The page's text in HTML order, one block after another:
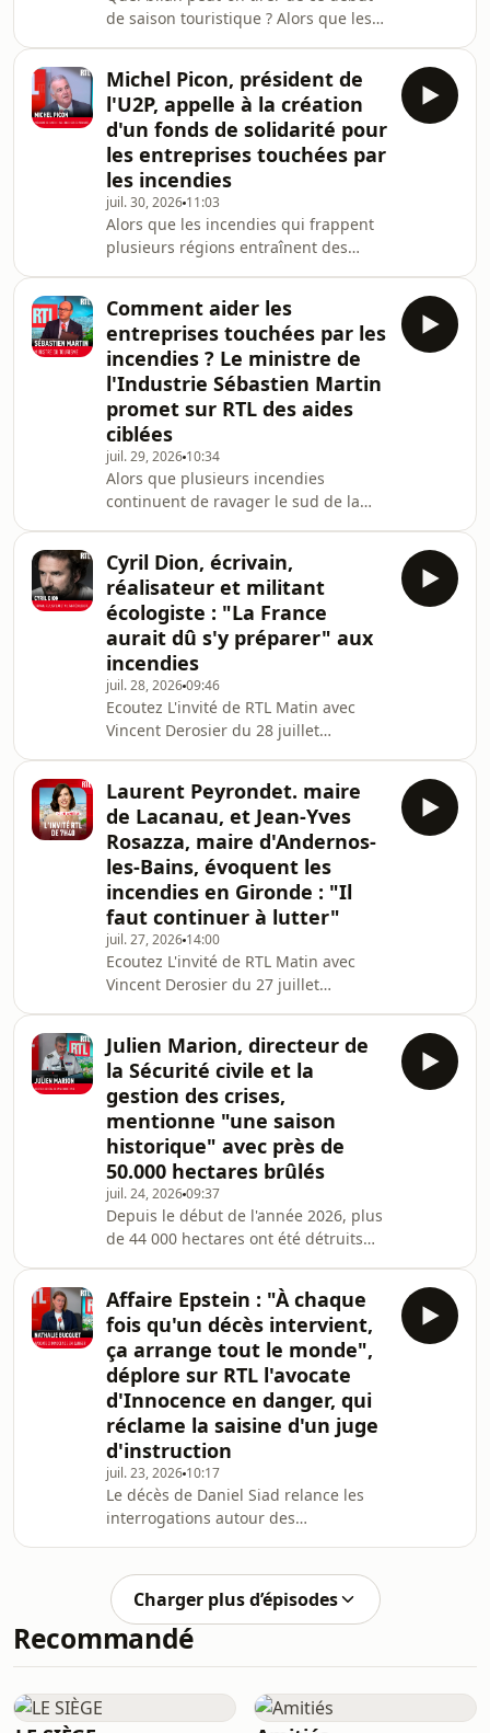
de saison touristique ? Alors que les
incendies dans plusieurs régions, la
matinale fera le point sur la
fréquentation, les réservations et les
enjeux de l'été. Nicolas Dayot,
président de la Fédération nationale
de l'hôtellerie de plein air (FNHPA) est
l'invité de Vincent Derosier dans
Michel Picon, président de
l'U2P, appelle à la création
d'un fonds de solidarité pour
les entreprises touchées par
les incendies
juil. 30, 2026 11:03
Alors que les incendies qui frappent
plusieurs régions entraînent des
perturbations de l'activité
économique, Bercy estime à près de
130 000 le nombre de salariés
actuellement empêchés de travailler.
Rolland Lescure organise à Bercy une
réunion demain l'après-midi avec les
représentants des entreprises pour
répondre à leurs inquiétudes, les co
Comment aider les
entreprises touchées par les
incendies ? Le ministre de
l'Industrie Sébastien Martin
promet sur RTL des aides
ciblées
juil. 29, 2026 10:34
Alors que plusieurs incendies
continuent de ravager le sud de la
importante reprise de feu est en
cours à Lège-Cap-Ferret, les
conséquences économiques
s'annoncent considérables. Plus de
13.000 entreprises ont été évacuées
en Gironde et près de 130.000
salariés sont aujourd'hui dans
l'incapacité de travailler. Comment
accompagner l
Cyril Dion, écrivain,
réalisateur et militant
écologiste : "La France
aurait dû s'y préparer" aux
incendies
juil. 28, 202609:46
Ecoutez L'invité de RTL Matin avec
Vincent Derosier du 28 juillet
confidentialite pour plus
d'informations.
Laurent Peyrondet. maire
de Lacanau, et Jean-Yves
Rosazza, maire d'Andernos-
les-Bains, évoquent les
incendies en Gironde : "Il
faut continuer à lutter"
juil. 27, 2026 14:00
Ecoutez L'invité de RTL Matin avec
Vincent Derosier du 27 juillet
confidentialite pour plus
d'informations.
Julien Marion, directeur de
la Sécurité civile et la
gestion des crises,
mentionne "une saison
historique" avec près de
50.000 hectares brûlés
juil. 24, 202609:37
Depuis le début de l'année 2026, plus
de 44 000 hectares ont été détruits
sont actuellement classés en risque
très élevé, tandis que plusieurs
incendies sont toujours en cours,
notamment dans le Var, la Gironde et
la Haute-Corse. Dans le bassin
d'Arcachon, la situation a conduit à
l'évacuation de près de 20 000
personnes. Alors que les services de
secours restent
Affaire Epstein : "À chaque
fois qu'un décès intervient,
ça arrange tout le monde",
déplore sur RTL l'avocate
d'Innocence en danger, qui
réclame la saisine d'un juge
d'instruction
juil. 23, 2026 10:17
Le décès de Daniel Siad relance les
interrogations autour des
mannequins et photographe de
mode, Daniel Siad, 69 ans, a été
retrouvé sans vie à Colombes.
Soupçonné d'avoir recruté de jeunes
Jeffrey Epstein, il faisait l'objet de
plusieurs plaintes pour viols. Que
Charger plus d’épisodes
Recommandé